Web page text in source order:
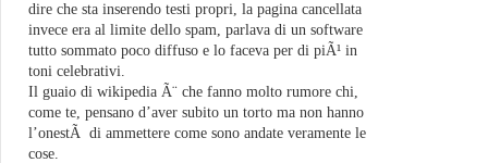
dire che sta inserendo testi propri, la pagina cancellata
invece era al limite dello spam, parlava di un software
tutto sommato poco diffuso e lo faceva per di piÃ¹ in
toni celebrativi.
Il guaio di wikipedia Ã¨ che fanno molto rumore chi,
come te, pensano d’aver subito un torto ma non hanno
l’onestÃ di ammettere come sono andate veramente le
cose.